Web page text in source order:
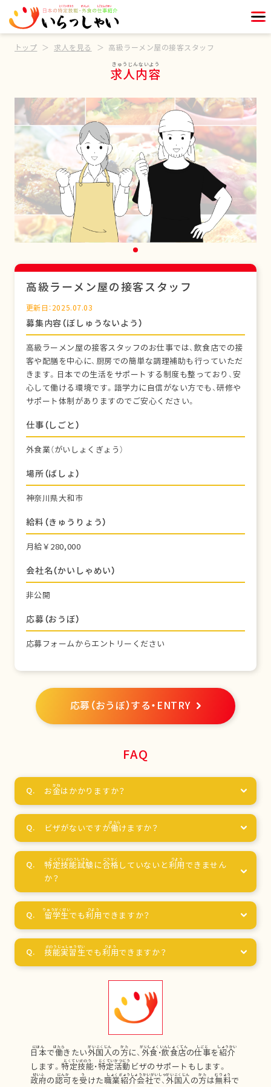
トップ 求人を見る 高級ラーメン屋の接客スタッフ
求人内容
高級ラーメン屋の接客スタッフ
更新日：2025.07.03
募集内容（ぼしゅうないよう）
高級ラーメン屋の接客スタッフのお仕事では、飲食店での接
客や配膳を中心に、厨房での簡単な調理補助も行っていただ
きます。日本での生活をサポートする制度も整っており、安
心して働ける環境です。語学力に自信がない方でも、研修や
サポート体制がありますのでご安心ください。
仕事（しごと）
外食業（がいしょくぎょう）
場所（ばしょ）
神奈川県大和市
給料（きゅうりょう）
月給￥280,000
会社名（かいしゃめい）
非公開
応募（おうぼ）
応募フォームからエントリーください
応募（おうぼ）する・ENTRY
FAQ
お金はかかりますか？
ビザがないですが働けますか？
特定技能試験に合格 していないと利用 できません
か？
留学生でも利用 できますか？
技能実習生でも利用できますか？
日本で働きたい外国人の方に、 外食 ・飲食店の仕事を紹介
します。特定技能・特定活動 ビザのサポートもします。
政府の認可を受けた職業紹介会社で、 外国人の方は無料で